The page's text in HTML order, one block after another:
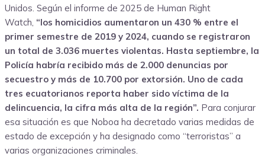
Unidos. Según el informe de 2025 de Human Right
Watch, “los homicidios aumentaron un 430 % entre el
primer semestre de 2019 y 2024, cuando se registraron
un total de 3.036 muertes violentas. Hasta septiembre, la
Policía habría recibido más de 2.000 denuncias por
secuestro y más de 10.700 por extorsión. Uno de cada
tres ecuatorianos reporta haber sido víctima de la
delincuencia, la cifra más alta de la región”. Para conjurar
esa situación es que Noboa ha decretado varias medidas de
estado de excepción y ha designado como “terroristas” a
varias organizaciones criminales.